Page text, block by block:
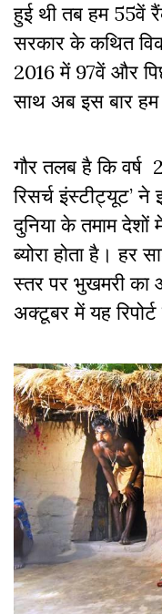
हुई थी तब हम 55वें
सरकार के कथित
2016 में 97वें और
साथ अब इस बार
गौर तलब है कि वर्ष
रिसर्च इंस्टीट्यूट’
दुनिया के तमाम देशों
ब्योरा होता है। हर
स्तर पर भुखमरी का
अक्टूबर में यह